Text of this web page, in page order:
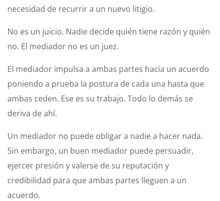
necesidad de recurrir a un nuevo litigio.
No es un juicio. Nadie decide quién tiene razón y quién
no. El mediador no es un juez.
El mediador impulsa a ambas partes hacia un acuerdo
poniendo a prueba la postura de cada una hasta que
ambas ceden. Ese es su trabajo. Todo lo demás se
deriva de ahí.
Un mediador no puede obligar a nadie a hacer nada.
Sin embargo, un buen mediador puede persuadir,
ejercer presión y valerse de su reputación y
credibilidad para que ambas partes lleguen a un
acuerdo.